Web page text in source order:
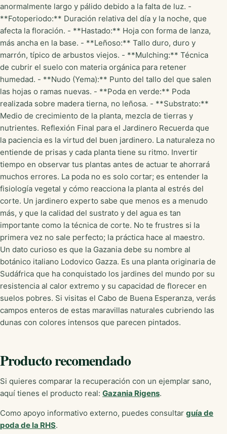
anormalmente largo y pálido debido a la falta de luz. -
**Fotoperiodo:** Duración relativa del día y la noche, que
afecta la floración. - **Hastado:** Hoja con forma de lanza,
más ancha en la base. - **Leñoso:** Tallo duro, duro y
marrón, típico de arbustos viejos. - **Mulching:** Técnica
de cubrir el suelo con materia orgánica para retener
humedad. - **Nudo (Yema):** Punto del tallo del que salen
las hojas o ramas nuevas. - **Poda en verde:** Poda
realizada sobre madera tierna, no leñosa. - **Substrato:**
Medio de crecimiento de la planta, mezcla de tierras y
nutrientes. Reflexión Final para el Jardinero Recuerda que
la paciencia es la virtud del buen jardinero. La naturaleza no
entiende de prisas y cada planta tiene su ritmo. Invertir
tiempo en observar tus plantas antes de actuar te ahorrará
muchos errores. La poda no es solo cortar; es entender la
fisiología vegetal y cómo reacciona la planta al estrés del
corte. Un jardinero experto sabe que menos es a menudo
más, y que la calidad del sustrato y del agua es tan
importante como la técnica de corte. No te frustres si la
primera vez no sale perfecto; la práctica hace al maestro.
Un dato curioso es que la Gazania debe su nombre al
botánico italiano Lodovico Gazza. Es una planta originaria de
Sudáfrica que ha conquistado los jardines del mundo por su
resistencia al calor extremo y su capacidad de florecer en
suelos pobres. Si visitas el Cabo de Buena Esperanza, verás
campos enteros de estas maravillas naturales cubriendo las
dunas con colores intensos que parecen pintados.
Producto recomendado
Si quieres comparar la recuperación con un ejemplar sano,
aquí tienes el producto real: Gazania Rigens.
Como apoyo informativo externo, puedes consultar guía de
poda de la RHS.